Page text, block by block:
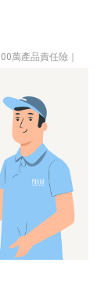
萬產品責任險｜